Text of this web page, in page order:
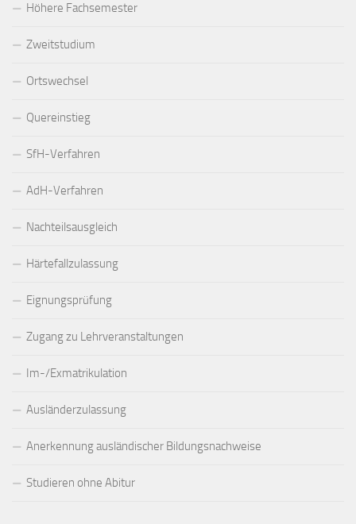
Höhere Fachsemester
Zweitstudium
Ortswechsel
Quereinstieg
SfH-Verfahren
AdH-Verfahren
Nachteilsausgleich
Härtefallzulassung
Eignungsprüfung
Zugang zu Lehrveranstaltungen
Im-/Exmatrikulation
Ausländerzulassung
Anerkennung ausländischer Bildungsnachweise
Studieren ohne Abitur